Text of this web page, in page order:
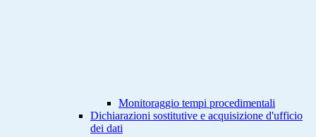
Monitoraggio tempi procedimentali
Dichiarazioni sostitutive e acquisizione d'ufficio
dei dati